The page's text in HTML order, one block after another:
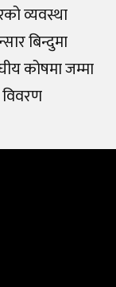
व्यवस्था
बिन्दुमा
कोषमा जम्मा
विवरण